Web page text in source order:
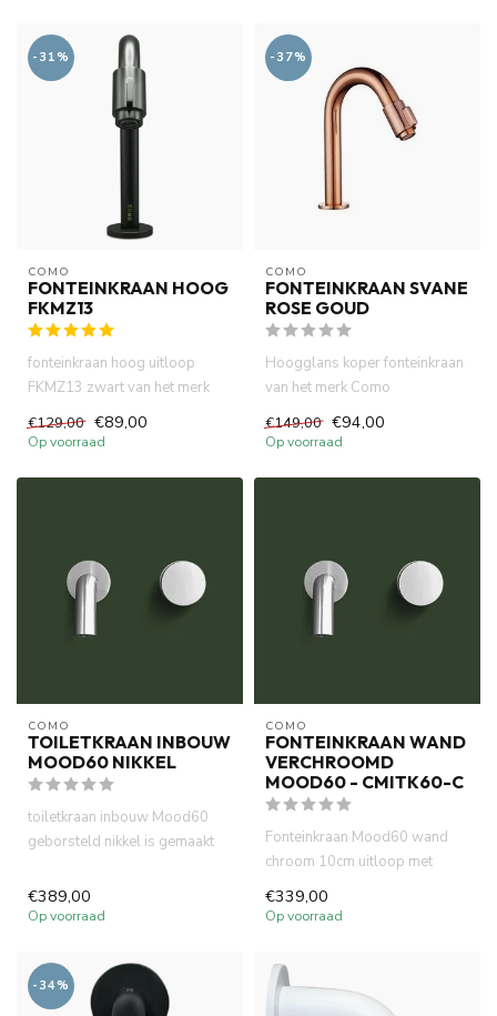
-31%
COMO
FONTEINKRAAN HOOG
FKMZ13
fonteinkraan hoog uitloop
FKMZ13 zwart van het merk
COMO .Hoogwaardige
messing m...
€129,00 €89,00
Op voorraad
-37%
COMO
FONTEINKRAAN SVANE
ROSE GOUD
Hoogglans koper fonteinkraan
van het merk Como
.Hoogwaardige messing
materiaal m...
€149,00 €94,00
Op voorraad
COMO
TOILETKRAAN INBOUW
MOOD60 NIKKEL
toiletkraan inbouw Mood60
geborsteld nikkel is gemaakt
€389,00
Op voorraad
COMO
FONTEINKRAAN WAND
VERCHROOMD
MOOD60 - CMITK60-C
Fonteinkraan Mood60 wand
chroom 10cm uitloop met
inbouwdeel wastafel is
gemaakt ...
€339,00
Op voorraad
-34%